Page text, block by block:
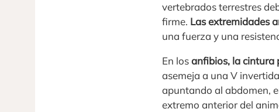
vertebrados terrestres
firme. Las extremidades
una fuerza y una
En losanfibios, la cintura
asemeja a una V
apuntando al abdomen,
extremo anterior del